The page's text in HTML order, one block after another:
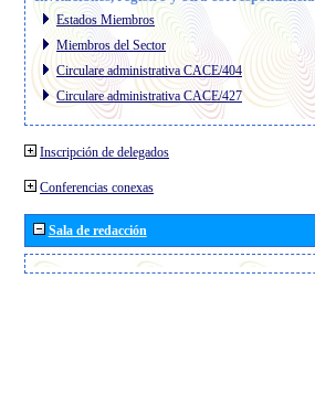
Estados Miembros
Miembros del Sector
Circulare administrativa CACE/404
Circulare administrativa CACE/427
Inscripción de delegados
Conferencias conexas
Sala de redacción